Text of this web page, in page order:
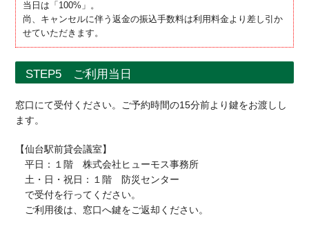
当日は「100%」。
尚、キャンセルに伴う返金の振込手数料は利用料金より差し引か
せていただきます。
STEP5 ご利用当日
窓口にて受付ください。ご予約時間の15分前より鍵をお渡しし
ます。
【仙台駅前貸会議室】
平日：１階 株式会社ヒューモス事務所
土・日・祝日：１階 防災センター
で受付を行ってください。
ご利用後は、窓口へ鍵をご返却ください。